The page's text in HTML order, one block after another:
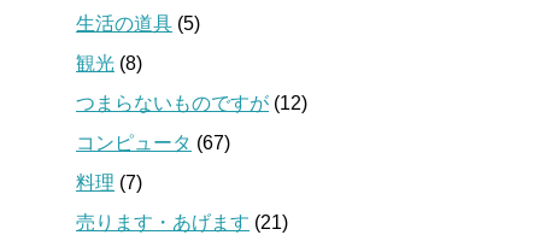
生活の道具 (5)
観光 (8)
つまらないものですが (12)
コンピュータ (67)
料理 (7)
売ります・あげます (21)